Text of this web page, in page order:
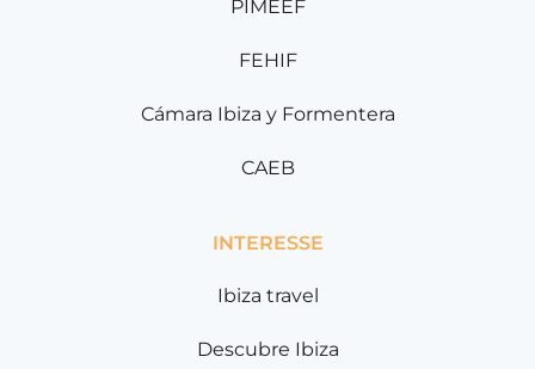
PIMEEF
FEHIF
Cámara Ibiza y Formentera
CAEB
INTERESSE
Ibiza travel
Descubre Ibiza